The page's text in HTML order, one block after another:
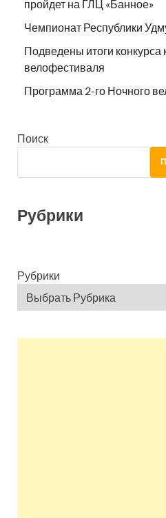
пройдет на ГЛЦ «Банное»
Чемпионат Республики
Подведены итоги
велофестиваля
Программа 2-го Ночного
Поиск
Рубрики
Рубрики